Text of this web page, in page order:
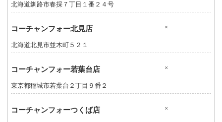
北海道釧路市春採７丁目１番２４号
コーチャンフォー北見店 ×
北海道北見市並木町５２１
コーチャンフォー若葉台店 ×
東京都稲城市若葉台２丁目９番２
コーチャンフォーつくば店 ×